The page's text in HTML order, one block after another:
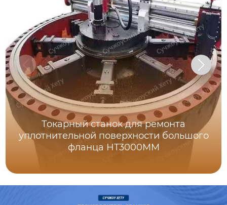
Токарный станок для ремонта
уплотнительной поверхности большого
фланца HT3000MM